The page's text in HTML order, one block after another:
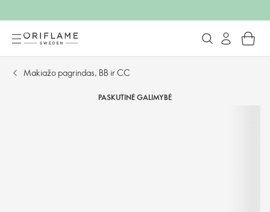
Makiažo pagrindas, BB ir CC
PASKUTINĖ GALIMYBĖ